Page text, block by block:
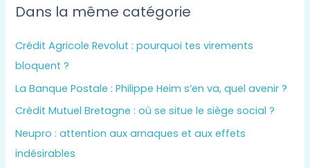
Dans la même catégorie
Crédit Agricole Revolut : pourquoi tes virements
bloquent ?
La Banque Postale : Philippe Heim s’en va, quel avenir ?
Crédit Mutuel Bretagne : où se situe le siège social ?
Neupro : attention aux arnaques et aux effets
indésirables